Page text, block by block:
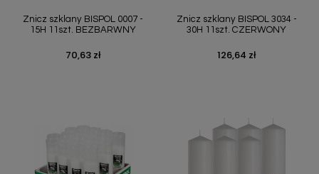
Znicz szklany BISPOL 0007 -
15H 11szt. BEZBARWNY
Cena
70,63 zł
Znicz szklany BISPOL 3034 -
30H 11szt. CZERWONY
Cena
126,64 zł